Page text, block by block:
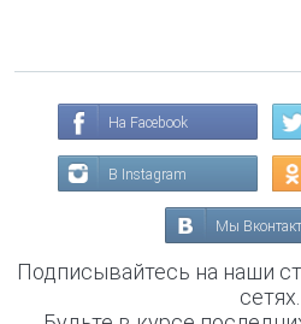
На Facebook
В Instagram
Мы
Подписывайтесь на наши
сетях.